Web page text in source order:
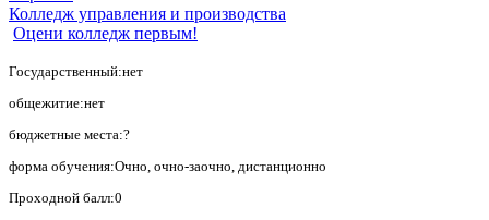
Колледж управления и производства
Оцени колледж первым!
Государственный:нет
общежитие:нет
бюджетные места:?
форма обучения:Очно, очно-заочно, дистанционно
Проходной балл:0